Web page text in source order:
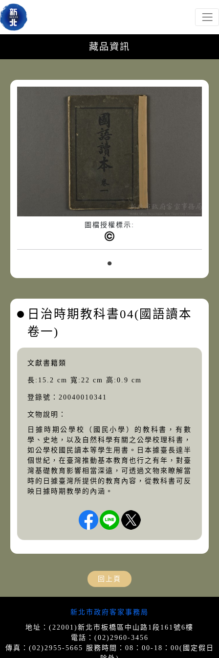
新北市政府客家事務局
網頁導覽
藏品資訊
圖檔授權標示:
日治時期教科書04(國語讀本
卷一)
文獻書籍類
長:15.2 cm 寬:22 cm 高:0.9 cm
登錄號：20040010341
文物說明：
日據時期公學校（國民小學）的教科書，有數
學、史地，以及自然科學有關之公學校理科書，
如公學校國民讀本等學生用書。日本據臺長達半
個世紀，在臺灣推動基本教育也行之有年，對臺
灣基礎教育影響相當深遠，可透過文物來瞭解當
時的日據臺灣所提供的教育內容，從教科書可反
映日據時期教學的內涵。
回上頁
新北市政府客家事務局
地址：(22001)新北市板橋區中山路1段161號6樓
電話：(02)2960-3456
傳真：(02)2955-5665 服務時間：08：00-18：00(國定假日